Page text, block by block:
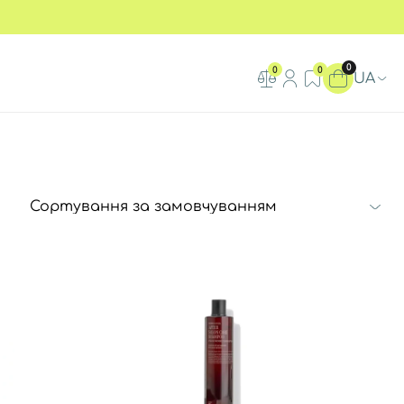
0 0 0
UA